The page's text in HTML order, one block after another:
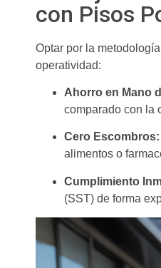
con Pisos
Optar por la
operatividad:
Ahorro en Mano
comparado con la
Cero Escombros:
alimentos o
Cumplimiento
(SST) de forma